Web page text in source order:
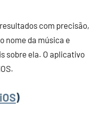
com precisão,
nome da música e
sobre ela. O aplicativo
iOS)